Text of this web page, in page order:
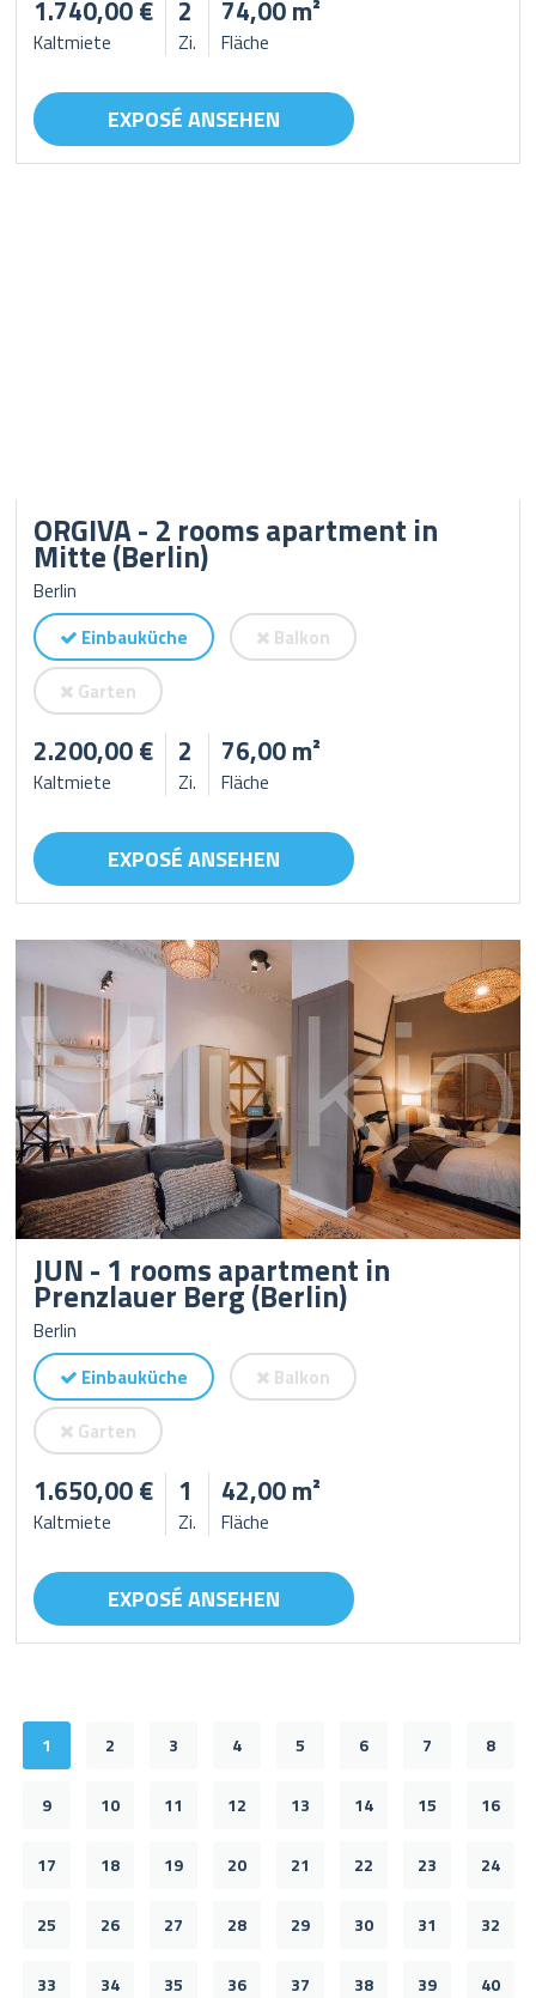
1.740,00 €
Kaltmiete
2
Zi.
74,00 m²
Fläche
EXPOSÉ ANSEHEN
ORGIVA - 2 rooms apartment in
Mitte (Berlin)
Berlin
Einbauküche
Balkon
Garten
2.200,00 €
Kaltmiete
2
Zi.
76,00 m²
Fläche
EXPOSÉ ANSEHEN
JUN - 1 rooms apartment in
Prenzlauer Berg (Berlin)
Berlin
Einbauküche
Balkon
Garten
1.650,00 €
Kaltmiete
1
Zi.
42,00 m²
Fläche
EXPOSÉ ANSEHEN
1 2 3 4 5 6 7 8
9 10 11 12 13 14 15 16
17 18 19 20 21 22 23 24
25 26 27 28 29 30 31 32
33 34 35 36 37 38 39 40